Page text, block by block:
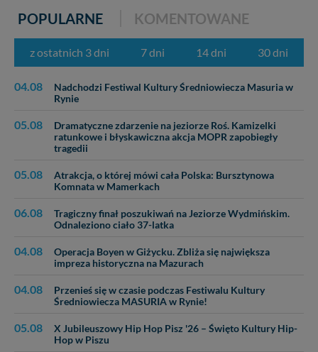
POPULARNE KOMENTOWANE
z ostatnich 3 dni 7 dni 14 dni 30 dni
04.08
Nadchodzi Festiwal Kultury Średniowiecza Masuria w
Rynie
05.08
Dramatyczne zdarzenie na jeziorze Roś. Kamizelki
ratunkowe i błyskawiczna akcja MOPR zapobiegły
tragedii
05.08
Atrakcja, o której mówi cała Polska: Bursztynowa
Komnata w Mamerkach
06.08
Tragiczny finał poszukiwań na Jeziorze Wydmińskim.
Odnaleziono ciało 37-latka
04.08
Operacja Boyen w Giżycku. Zbliża się największa
impreza historyczna na Mazurach
04.08
Przenieś się w czasie podczas Festiwalu Kultury
Średniowiecza MASURIA w Rynie!
05.08
X Jubileuszowy Hip Hop Pisz '26 – Święto Kultury Hip-
Hop w Piszu